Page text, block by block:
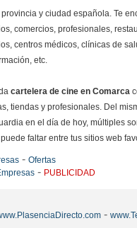
y ciudad española. Te
comercios, profesionales,
centros médicos, clínicas de
etc.
cartelera de cine en Comarca
tiendas y profesionales. Del
en el día de hoy, múltiples
faltar entre tus sitios web
- Ofertas
- PUBLICIDAD
-